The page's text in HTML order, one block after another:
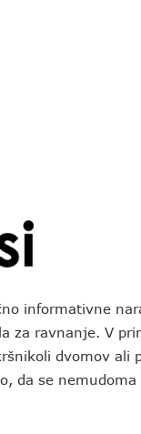
informativne
za ravnanje. V
dvomov ali
da se